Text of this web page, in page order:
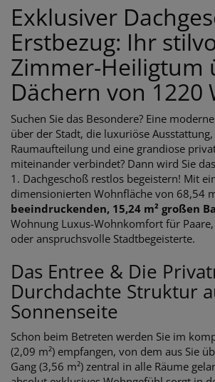
Exklusiver
Erstbezug: Ihr
Zimmer-Heiligtum
Dächern von 1220
Suchen Sie das Besondere? Eine
über der Stadt, die luxuriöse
Raumaufteilung und eine grandiose
miteinander verbindet? Dann wird Sie
1. Dachgeschoß restlos begeistern! Mit
dimensionierten Wohnfläche von 68,54
beeindruckenden, 15,24 m² großen
Wohnung Luxus-Wohnkomfort für
oder anspruchsvolle Stadtbegeisterte.
Das Entree & Die
Durchdachte Struktur
Sonnenseite
Schon beim Betreten werden Sie im
(2,09 m²) empfangen, von dem aus Sie
Gang (3,56 m²) zentral in alle Räume